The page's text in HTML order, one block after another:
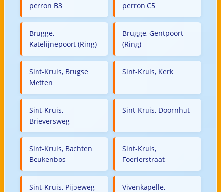
perron B3
perron C5
Brugge,
Katelijnepoort (Ring)
Brugge, Gentpoort
(Ring)
Sint-Kruis, Brugse
Metten
Sint-Kruis, Kerk
Sint-Kruis,
Brieversweg
Sint-Kruis, Doornhut
Sint-Kruis, Bachten
Beukenbos
Sint-Kruis,
Foerierstraat
Sint-Kruis, Pijpeweg
Vivenkapelle,